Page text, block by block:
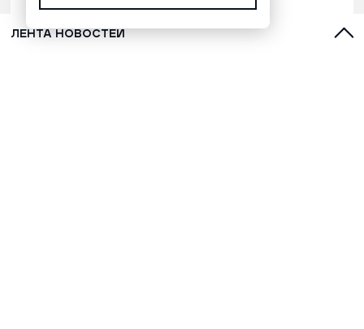
ЛЕНТА НОВОСТЕЙ